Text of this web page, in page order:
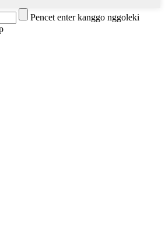
Pencet enter kanggo nggoleki